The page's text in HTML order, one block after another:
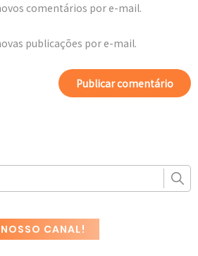
comentários por e-mail.
publicações por e-mail.
CANAL!